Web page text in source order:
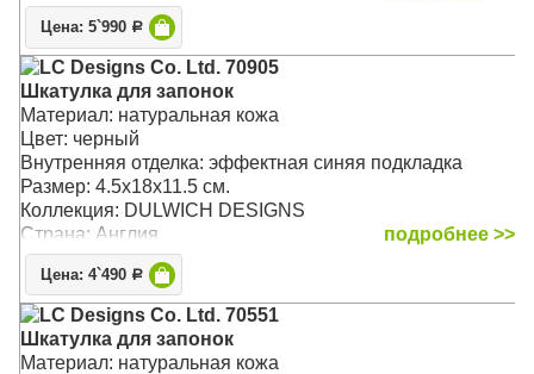
Цена: 5`990 Р
LC Designs Co. Ltd. 70905
Шкатулка для запонок
Материал: натуральная кожа
Цвет: черный
Внутренняя отделка: эффектная синяя подкладка
Размер: 4.5х18х11.5 см.
Коллекция: DULWICH DESIGNS
Страна: Англия
подробнее >>
Цена: 4`490 Р
LC Designs Co. Ltd. 70551
Шкатулка для запонок
Материал: натуральная кожа